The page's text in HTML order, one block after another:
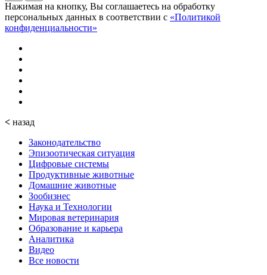
Нажимая на кнопку, Вы соглашаетесь на обработку
персональных данных в соответствии с «Политикой
конфиденциальности»
< назад
Законодательство
Эпизоотическая ситуация
Цифровые системы
Продуктивные животные
Домашние животные
Зообизнес
Наука и Технологии
Мировая ветеринария
Образование и карьера
Аналитика
Видео
Все новости